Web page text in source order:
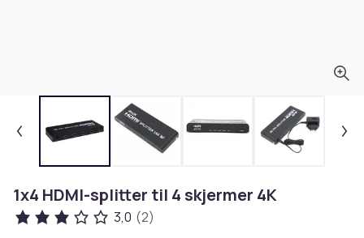
1x4 HDMI-splitter til 4 skjermer 4K
3,0 (2)